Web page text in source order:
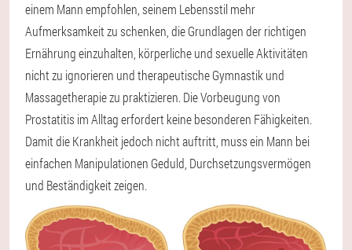
einem Mann empfohlen, seinem Lebensstil mehr
Aufmerksamkeit zu schenken, die Grundlagen der richtigen
Ernährung einzuhalten, körperliche und sexuelle Aktivitäten
nicht zu ignorieren und therapeutische Gymnastik und
Massagetherapie zu praktizieren. Die Vorbeugung von
Prostatitis im Alltag erfordert keine besonderen Fähigkeiten.
Damit die Krankheit jedoch nicht auftritt, muss ein Mann bei
einfachen Manipulationen Geduld, Durchsetzungsvermögen
und Beständigkeit zeigen.